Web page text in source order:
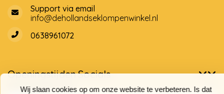
Wij slaan cookies op om onze website te verbeteren. Is dat
Support via email
info@dehollandseklompenwinkel.nl
0638961072
OpeningstijdenSocials
Klantenservice